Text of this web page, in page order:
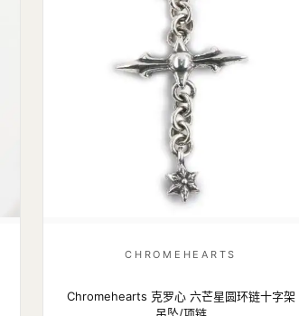
CHROMEHEARTS
Chromehearts 克罗心 六芒星圆环链十字架